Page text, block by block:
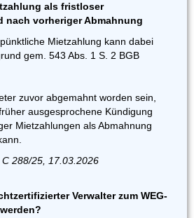
als fristloser
nach vorheriger Abmahnung
Mietzahlung kann dabei
gem. 543 Abs. 1 S. 2 BGB
zuvor abgemahnt worden sein,
ausgesprochene Kündigung
Mietzahlungen als Abmahnung
288/25, 17.03.2026
Verwalter zum WEG-